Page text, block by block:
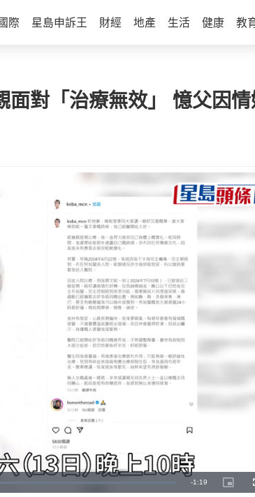
國際 星島申訴王 財經 地產 生活 健康 教
對「治療無效」 憶父因
R
-1:19
P
i